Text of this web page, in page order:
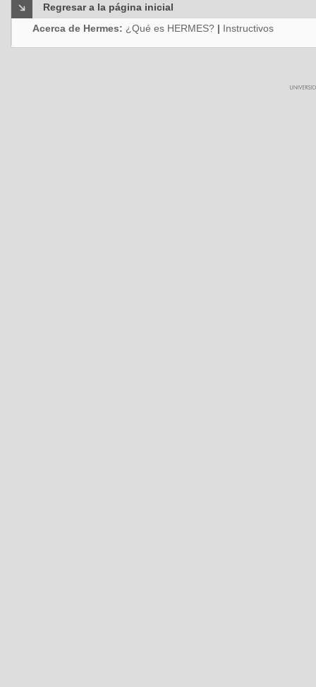
Regresar a la página inicial
Acerca de Hermes: ¿Qué es HERMES? | Instructivos